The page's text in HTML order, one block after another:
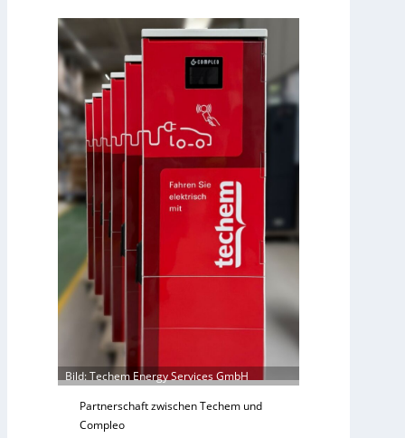
e
m
n
C
ü
r
n
r
ü
n
Bild: Techem Energy Services GmbH
Partnerschaft zwischen Techem und
Compleo